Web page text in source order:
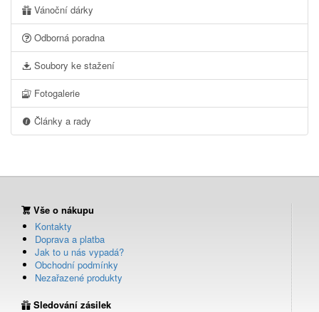
Vánoční dárky
Odborná poradna
Soubory ke stažení
Fotogalerie
Články a rady
Vše o nákupu
Kontakty
Doprava a platba
Jak to u nás vypadá?
Obchodní podmínky
Nezařazené produkty
Sledování zásilek